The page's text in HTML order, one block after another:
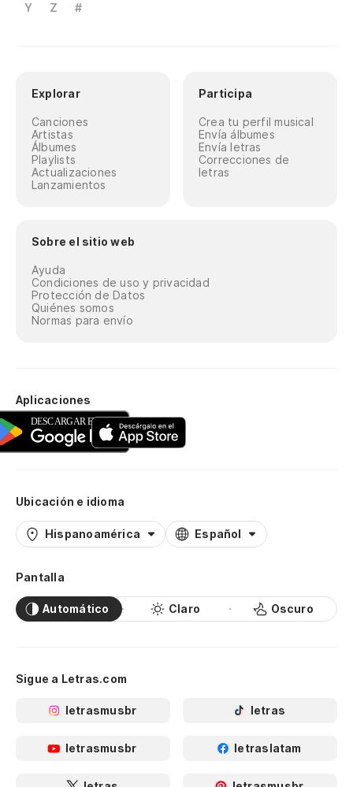
Y
Z #
Explorar
Canciones
Artistas
Álbumes
Playlists
Actualizaciones
Lanzamientos
Participa
Crea tu perfil musical
Envía álbumes
Envía letras
Correcciones de
letras
Sobre el sitio web
Ayuda
Condiciones de uso y privacidad
Protección de Datos
Quiénes somos
Normas para envío
Aplicaciones
Ubicación e idioma
Hispanoamérica Español
Pantalla
Automático Claro Oscuro
Sigue a Letras.com
letrasmusbr letras
letrasmusbr letraslatam